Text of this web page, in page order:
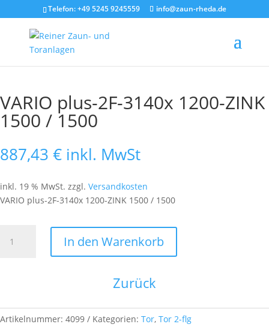
Telefon: +49 5245 9245559 info@zaun-rheda.de
Tor/Tor 2-flg
VARIO plus-2F-3140x 1200-ZINK
1500 / 1500
887,43 € inkl. MwSt
inkl. 19 % MwSt. zzgl. Versandkosten
VARIO plus-2F-3140x 1200-ZINK 1500 / 1500
plus-
1500
In den Warenkorb
Zurück
Artikelnummer: 4099 Kategorien: Tor, Tor 2-flg